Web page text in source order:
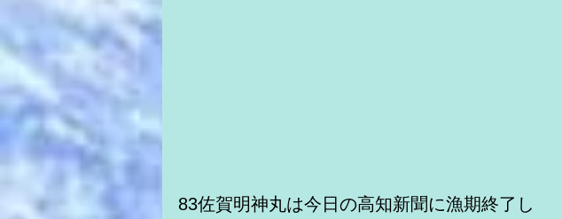
83佐賀明神丸は今日の高知新聞に漁期終了し